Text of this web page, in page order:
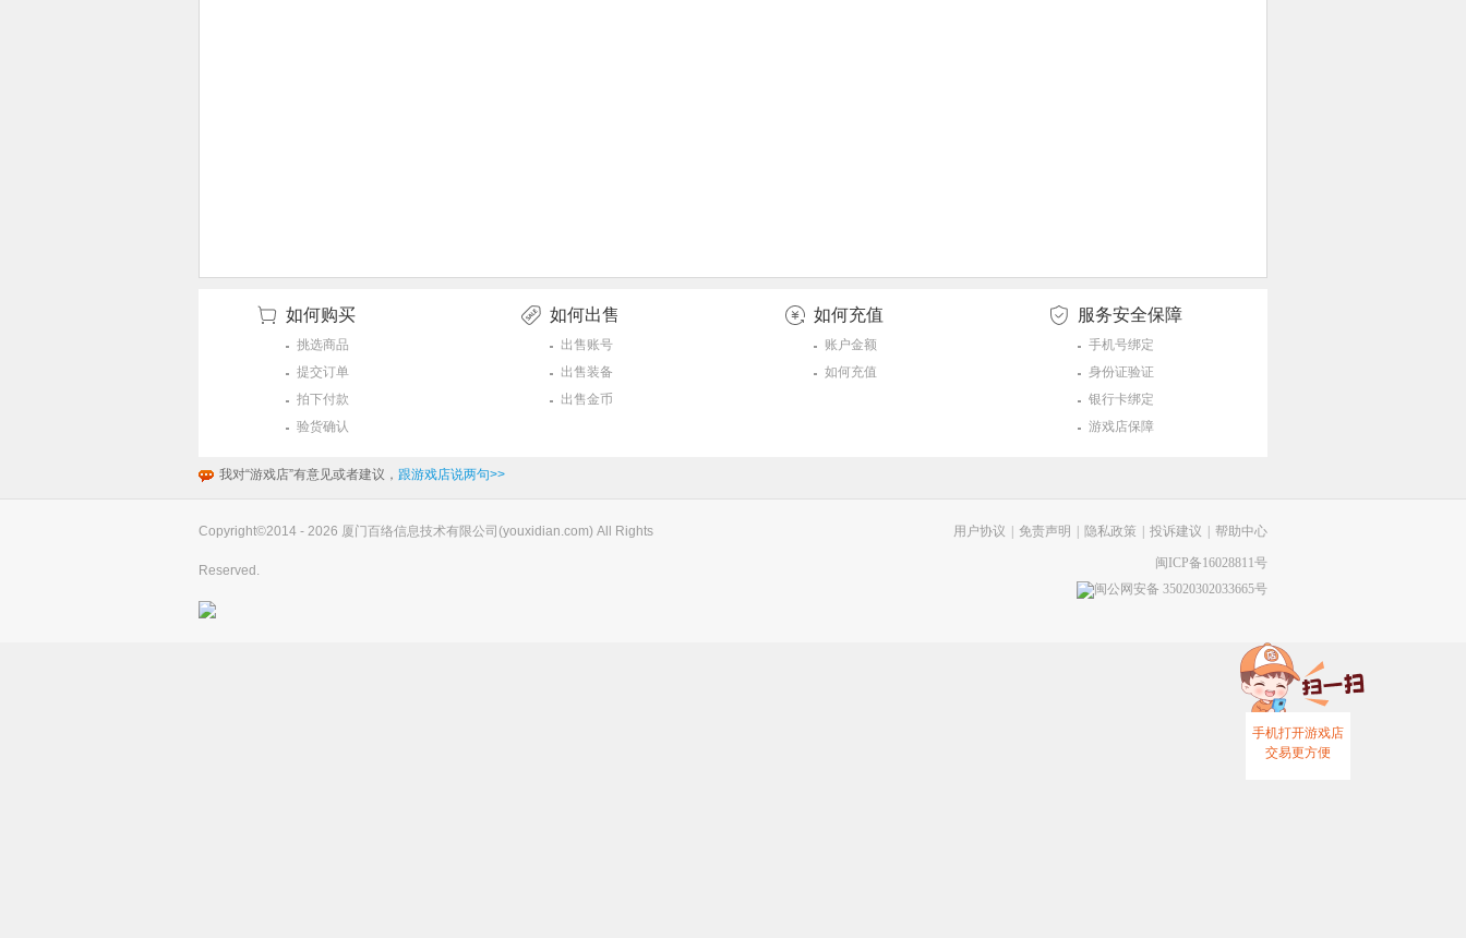
如何购买
挑选商品
提交订单
拍下付款
验货确认
如何出售
出售账号
出售装备
出售金币
如何充值
账户金额
如何充值
服务安全保障
手机号绑定
身份证验证
银行卡绑定
游戏店保障
我对“游戏店”有意见或者建议， 跟游戏店说两句>>
Copyright©2014 - 2026 厦门百络信息技术有限公司(youxidian.com) All Rights
Reserved.
帮助中心
投诉建议
隐私政策
免责声明
用户协议
闽ICP备16028811号
闽公网安备 35020302033665号
手机打开游戏店
交易更方便